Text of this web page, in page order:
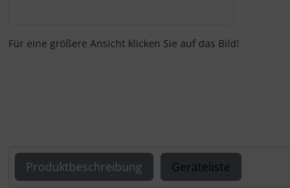
Für eine größere Ansicht klicken Sie auf das Bild!
Produktbeschreibung Geräteliste